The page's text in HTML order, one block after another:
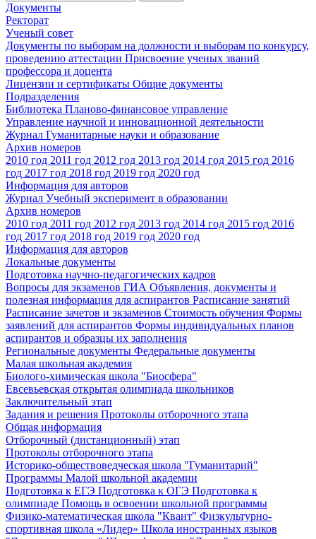
Документы
Ректорат
Ученый совет
Документы по выборам на должности и выборам по конкурсу,
проведению аттестации Присвоение ученых званий
профессора и доцента
Лицензии и сертификаты Общие документы
Подразделения
Библиотека Планово-финансовое управление
Управление научной и инновационной деятельности
Журнал Гуманитарные науки и образование
Архив номеров
2010 год 2011 год 2012 год 2013 год 2014 год 2015 год 2016
год 2017 год 2018 год 2019 год 2020 год
Информация для авторов
Журнал Учебный эксперимент в образовании
Архив номеров
2010 год 2011 год 2012 год 2013 год 2014 год 2015 год 2016
год 2017 год 2018 год 2019 год 2020 год
Информация для авторов
Локальные документы
Подготовка научно-педагогических кадров
Вопросы для экзаменов ГИА Объявления, документы и
полезная информация для аспирантов Расписание занятий
Расписание зачетов и экзаменов Стоимость обучения Формы
заявлений для аспирантов Формы индивидуальных планов
аспирантов и образцы их заполнения
Региональные документы Федеральные документы
Малая школьная академия
Биолого-химическая школа "Биосфера"
Евсевьевская открытая олимпиада школьников
Заключительный этап
Задания и решения Протоколы отборочного этапа
Общая информация
Отборочный (дистанционный) этап
Протоколы отборочного этапа
Историко-обществоведческая школа "Гуманитарий"
Программы Малой школьной академии
Подготовка к ЕГЭ Подготовка к ОГЭ Подготовка к
олимпиаде Помощь в освоении школьной программы
Физико-математическая школа "Квант" Физкультурно-
спортивная школа «Лидер» Школа иностранных языков